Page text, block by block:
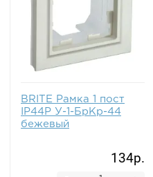
BRITE Рамка 1 пост
IP44Р У-1-БрКр-44
бежевый
134р.